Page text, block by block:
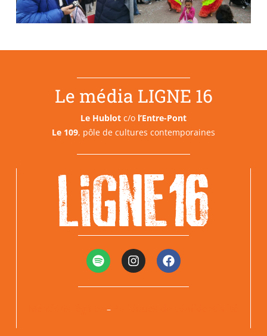
Le média LIGNE 16
Le Hublot c/o l’Entre-Pont
Le 109, pôle de cultures contemporaines
–